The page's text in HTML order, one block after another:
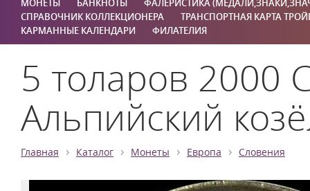
МОНЕТЫ БАНКНОТЫ
ФАЛЕРИСТИКА
СПРАВОЧНИК КОЛЛЕКЦИОНЕРА
ТРАНСПОРТНАЯ КАРТА
КАРМАННЫЕ КАЛЕНДАРИ
ФИЛАТЕЛИЯ
5 толаров 2000
Альпийский
Главная › Каталог › Монеты › Европа › Словения